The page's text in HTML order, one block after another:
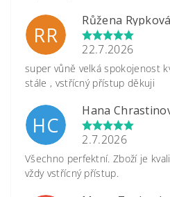
RR
Růžena Rypková
22.7.2026
super vůně velká spokojenost
stále , vstřícný přístup děkuji
HC
Hana
2.7.2026
Všechno perfektní. Zboží je
vždy vstřícný přístup.